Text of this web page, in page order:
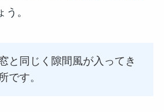
。
と同じく隙間風が入ってき
です。